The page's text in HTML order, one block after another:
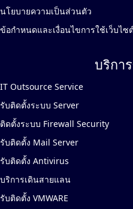
นโยบายความเป็นส่วนตัว
ข้อกำหนดและเงื่อนไขการใช้เว็บไซต์
บริกา
IT Outsource Service
รับติดตั้งระบบ Server
ติดตั้งระบบ Firewall Security
รับติดตั้ง Mail Server
รับติดตั้ง Antivirus
บริการเดินสายแลน
รับติดตั้ง VMWARE